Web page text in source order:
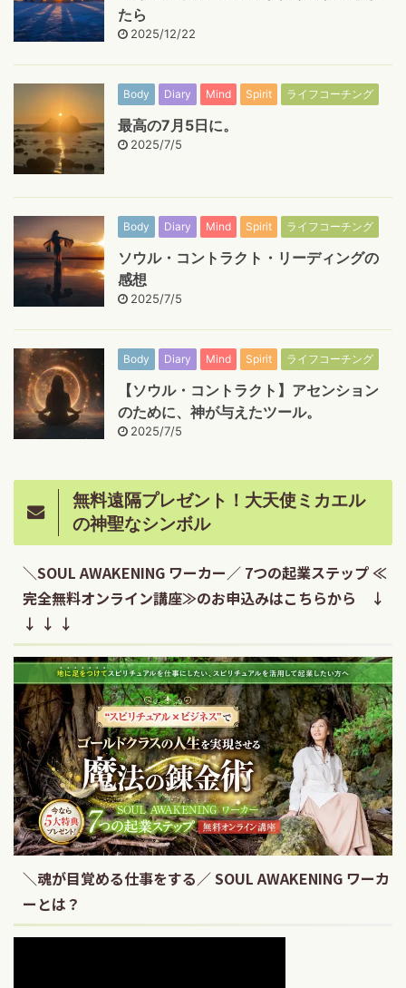
たら
2025/12/22
Body Diary Mind Spirit ライフコーチング
最高の7月5日に。
2025/7/5
Body Diary Mind Spirit ライフコーチング
ソウル・コントラクト・リーディングの
感想
2025/7/5
Body Diary Mind Spirit ライフコーチング
【ソウル・コントラクト】アセンション
のために、神が与えたツール。
2025/7/5
無料遠隔プレゼント！大天使ミカエル
の神聖なシンボル
＼SOUL AWAKENING ワーカー／ 7つの起業ステップ ≪
完全無料オンライン講座≫のお申込みはこちらから ↓
↓ ↓ ↓
＼魂が目覚める仕事をする／ SOUL AWAKENING ワーカ
ーとは？